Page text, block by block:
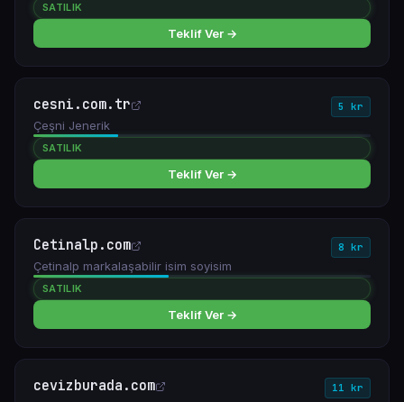
SATILIK
Teklif Ver →
cesni.com.tr 5 kr
Çeşni Jenerik
SATILIK
Teklif Ver →
Cetinalp.com 8 kr
Çetinalp markalaşabilir isim soyisim
SATILIK
Teklif Ver →
cevizburada.com 11 kr